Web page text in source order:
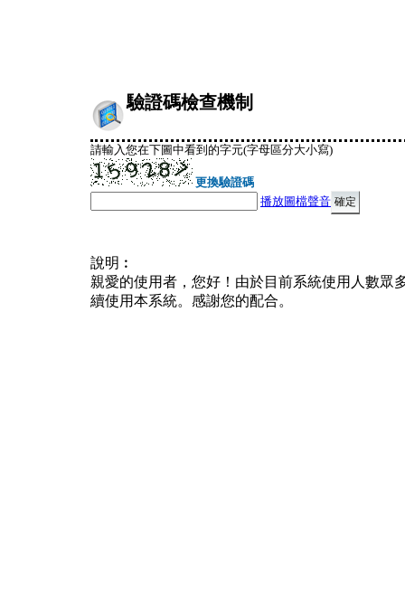
驗證碼檢查機制
請輸入您在下圖中看到的字元(字母區分大小寫)
更換驗證碼
播放圖檔聲音
說明︰
親愛的使用者，您好！由於目前系統使用人數眾
續使用本系統。感謝您的配合。